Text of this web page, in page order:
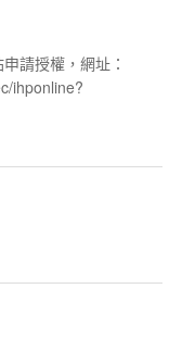
請授權，網址：
ihponline?